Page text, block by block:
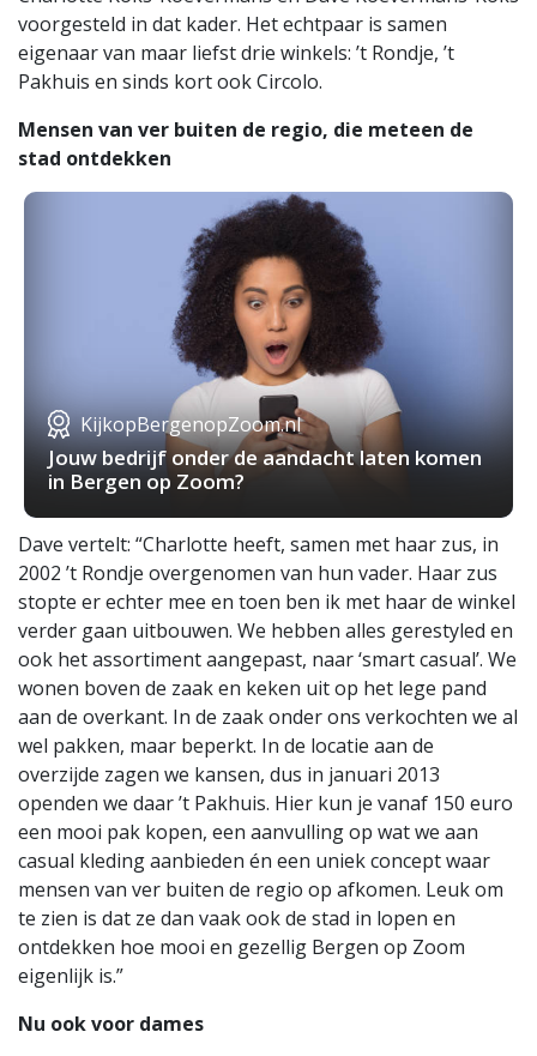
voorgesteld in dat kader. Het echtpaar is samen
eigenaar van maar liefst drie winkels: ’t Rondje, ’t
Pakhuis en sinds kort ook Circolo.
Mensen van ver buiten de regio, die meteen de
stad ontdekken
KijkopBergenopZoom.nl
Jouw bedrijf onder de aandacht laten komen
in Bergen op Zoom?
Dave vertelt: “Charlotte heeft, samen met haar zus, in
2002 ’t Rondje overgenomen van hun vader. Haar zus
stopte er echter mee en toen ben ik met haar de winkel
verder gaan uitbouwen. We hebben alles gerestyled en
ook het assortiment aangepast, naar ‘smart casual’. We
wonen boven de zaak en keken uit op het lege pand
aan de overkant. In de zaak onder ons verkochten we al
wel pakken, maar beperkt. In de locatie aan de
overzijde zagen we kansen, dus in januari 2013
openden we daar ’t Pakhuis. Hier kun je vanaf 150 euro
een mooi pak kopen, een aanvulling op wat we aan
casual kleding aanbieden én een uniek concept waar
mensen van ver buiten de regio op afkomen. Leuk om
te zien is dat ze dan vaak ook de stad in lopen en
ontdekken hoe mooi en gezellig Bergen op Zoom
eigenlijk is.”
Nu ook voor dames